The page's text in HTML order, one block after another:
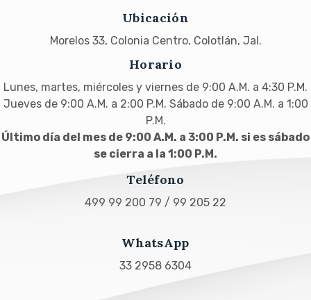
Ubicación
Morelos 33, Colonia Centro, Colotlán, Jal.
Horario
Lunes, martes, miércoles y viernes de 9:00 A.M. a 4:30 P.M.
Jueves de 9:00 A.M. a 2:00 P.M. Sábado de 9:00 A.M. a 1:00
P.M.
Último día del mes de 9:00 A.M. a 3:00 P.M. si es sábado
se cierra a la 1:00 P.M.
Teléfono
499 99 200 79 / 99 205 22
WhatsApp
33 2958 6304